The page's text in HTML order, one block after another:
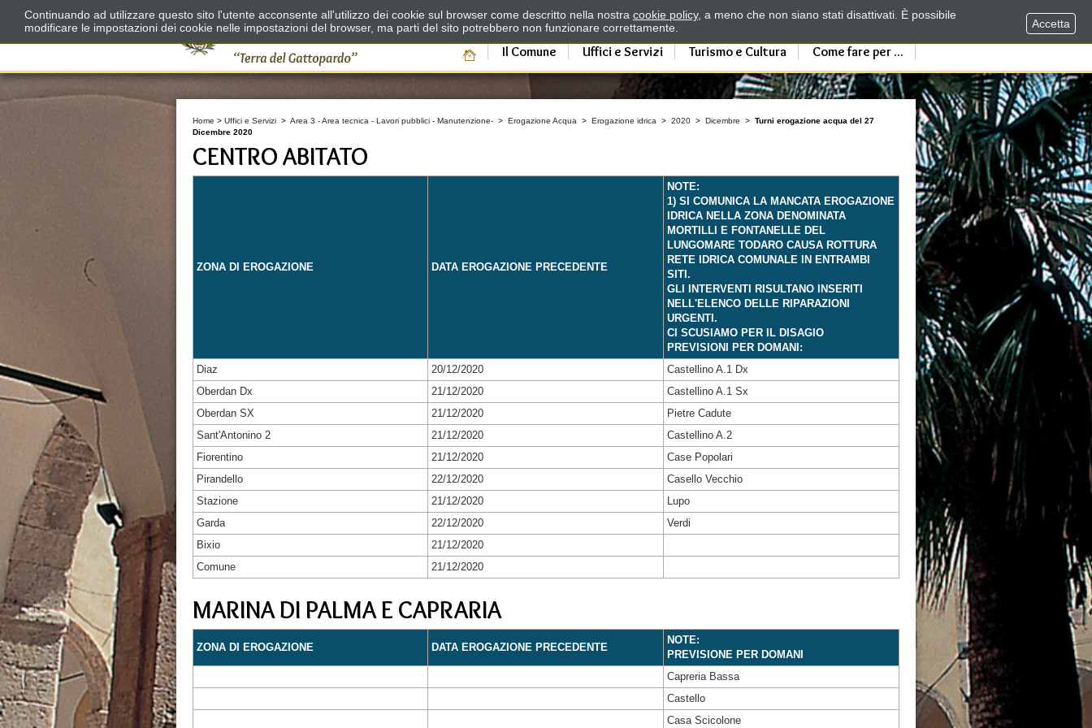
Il Comune Uffici e Servizi Turismo e Cultura Come fare per ...
Home > Uffici e Servizi > Area 3 - Area tecnica - Lavori pubblici - Manutenzione- > Erogazione Acqua > Erogazione idrica > 2020 > Dicembre > Turni erogazione acqua del 27
Dicembre 2020
CENTRO ABITATO
ZONA DI EROGAZIONE DATA EROGAZIONE PRECEDENTE
NOTE:
1) SI COMUNICA LA MANCATA EROGAZIONE
IDRICA NELLA ZONA DENOMINATA
MORTILLI E FONTANELLE DEL
LUNGOMARE TODARO CAUSA ROTTURA
RETE IDRICA COMUNALE IN ENTRAMBI
SITI.
GLI INTERVENTI RISULTANO INSERITI
NELL'ELENCO DELLE RIPARAZIONI
URGENTI.
CI SCUSIAMO PER IL DISAGIO
PREVISIONI PER DOMANI:
Diaz
20/12/2020
Castellino A.1 Dx
Oberdan Dx
21/12/2020
Castellino A.1 Sx
Oberdan SX
21/12/2020
Pietre Cadute
Sant'Antonino 2
21/12/2020
Castellino A.2
Fiorentino
21/12/2020
Case Popolari
Pirandello
22/12/2020
Casello Vecchio
Stazione
21/12/2020
Lupo
Garda
22/12/2020
Verdi
Bixio
21/12/2020
Comune
21/12/2020
MARINA DI PALMA E CAPRARIA
ZONA DI EROGAZIONE DATA EROGAZIONE PRECEDENTE
NOTE:
PREVISIONE PER DOMANI
Capreria Bassa
Castello
Casa Scicolone
Continuando ad utilizzare questo sito l'utente acconsente all'utilizzo dei cookie sul browser come descritto nella nostra cookie policy, a meno che non siano stati disattivati. È possibile
modificare le impostazioni dei cookie nelle impostazioni del browser, ma parti del sito potrebbero non funzionare correttamente.
Accetta